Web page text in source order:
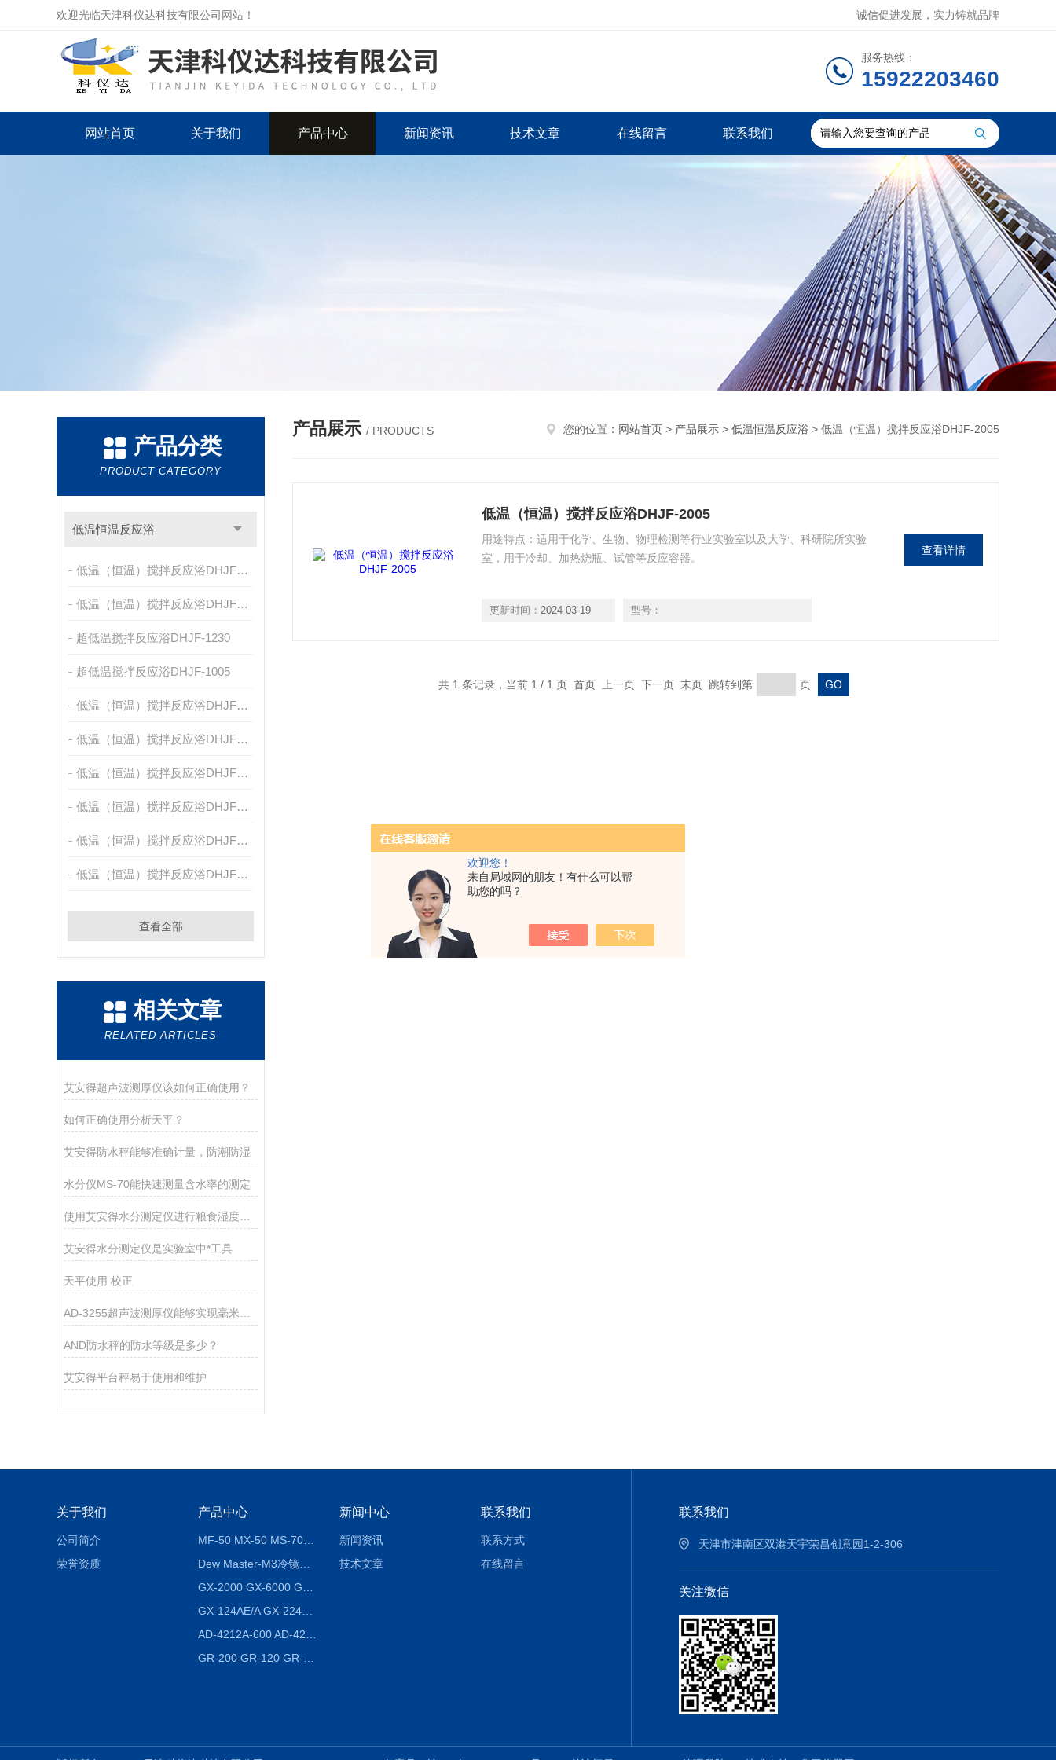
欢迎您！
来自局域网的朋友！有什么可以帮
助您的吗？
欢迎光临天津科仪达科技有限公司网站！ 诚信促进发展，实力铸就品牌
服务热线：
15922203460
网站首页 关于我们 产品中心 新闻资讯 技术文章 在线留言 联系我们
产品分类
PRODUCT CATEGORY
低温恒温反应浴
低温（恒温）搅拌反应浴DHJF-8005E/F
低温（恒温）搅拌反应浴DHJF-8005C/D
超低温搅拌反应浴DHJF-1230
超低温搅拌反应浴DHJF-1005
低温（恒温）搅拌反应浴DHJF-2005
低温（恒温）搅拌反应浴DHJF-4005A
低温（恒温）搅拌反应浴DHJF-4005
低温（恒温）搅拌反应浴DHJF-4020
低温（恒温）搅拌反应浴DHJF-4002
低温（恒温）搅拌反应浴DHJF-8002
查看全部
相关文章
RELATED ARTICLES
艾安得超声波测厚仪该如何正确使用？
如何正确使用分析天平？
艾安得防水秤能够准确计量，防潮防湿
水分仪MS-70能快速测量含水率的测定
艾安得水分测定仪是实验室中*工具
天平使用 校正
AND防水秤的防水等级是多少？
艾安得平台秤易于使用和维护
产品展示 / PRODUCTS 您的位置： 网站首页 > 产品展示 > 低温恒温反应浴 > 低温（恒温）搅拌反应浴DHJF-2005
低温（恒温）搅拌反应浴DHJF-2005
用途特点：适用于化学、生物、物理检测等行业实验室以及大学、科研院所实验
室，用于冷却、加热烧瓶、试管等反应容器。
更新时间： 2024-03-19 型号：
查看详情
共 1 条记录，当前 1 / 1 页 首页 上一页 下一页 末页 跳转到第 页
关于我们
公司简介
荣誉资质
产品中心
MF-50 MX-50 MS-70卤素水分测定仪 红外线水分仪
Dew Master-M3冷镜式露点仪
GX-124AE/A GX-224AE/A分析天平
新闻中心
新闻资讯
技术文章
联系我们
联系方式
在线留言
联系我们
天津市津南区双港天宇荣昌创意园1-2-306
关注微信